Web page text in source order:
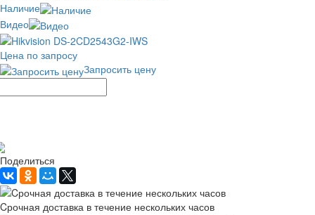
Наличие
Видео
Цена по запросу
Запросить цену
Поделиться
Cрочная доставка в течение нескольких часов